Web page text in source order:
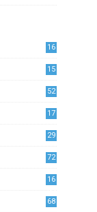
16
15
52
17
29
72
16
68